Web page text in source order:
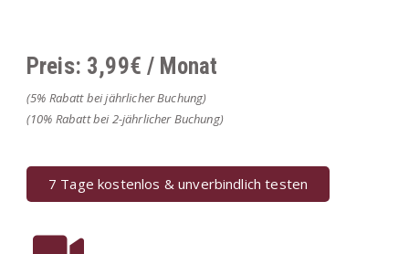
Preis: 3,99€ / Monat
(5% Rabatt bei jährlicher Buchung)
(10% Rabatt bei 2-jährlicher Buchung)
7 Tage kostenlos & unverbindlich testen